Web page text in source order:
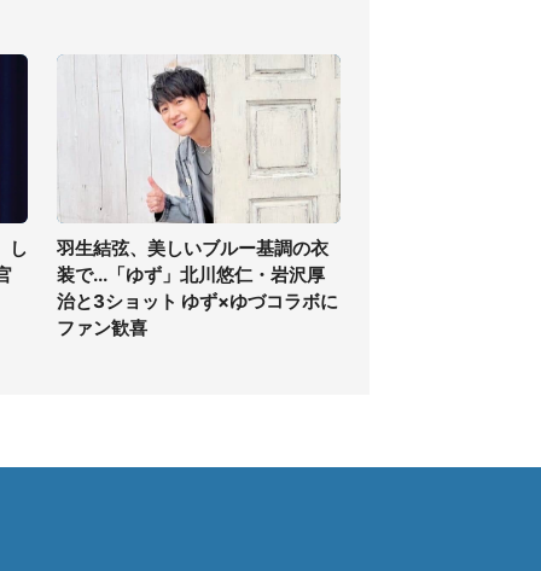
し
羽生結弦、美しいブルー基調の衣
装で...「ゆず」北川悠仁・岩沢厚
治と3ショット ゆず×ゆづコラボに
ファン歓喜